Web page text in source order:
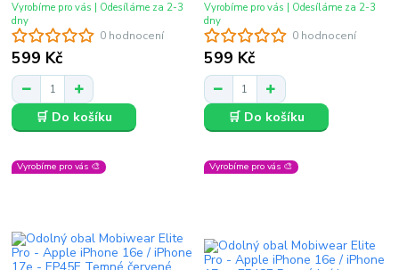
0 hodnocení
599 Kč
Vyrobíme pro vás | Odesíláme za 2-3
dny
🛒 Do košíku
0 hodnocení
599 Kč
Vyrobíme pro vás | Odesíláme za 2-3
dny
🛒 Do košíku
Vyrobíme pro vás 🎨 Vyrobíme pro vás 🎨